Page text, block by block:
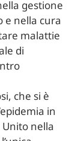
gestione
e nella cura
malattie
di
che si è
in
Unito nella